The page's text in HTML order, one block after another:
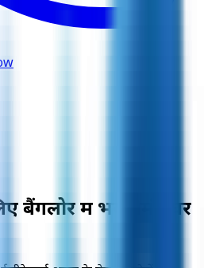
बैंगलोर में भरोसेमंद घर